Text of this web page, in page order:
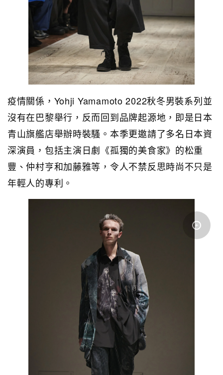
疫情關係，Yohji Yamamoto 2022秋冬男裝系列並
沒有在巴黎舉行，反而回到品牌起源地，即是日本
青山旗艦店舉辦時裝騷。本季更邀請了多名日本資
深演員，包括主演日劇《孤獨的美食家》的松重
豐、仲村亨和加藤雅等，令人不禁反思時尚不只是
年輕人的專利。